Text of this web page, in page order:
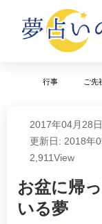
行事 ご先
2017年04月28日
更新日: 2018年
2,911View
お盆に帰
いる夢